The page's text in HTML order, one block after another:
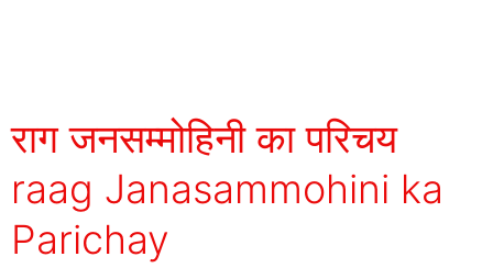
राग जनसम्मोहिनी का परिचय
raag Janasammohini ka
Parichay